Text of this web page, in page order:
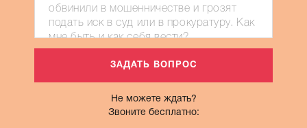
Не можете ждать?
Звоните бесплатно: